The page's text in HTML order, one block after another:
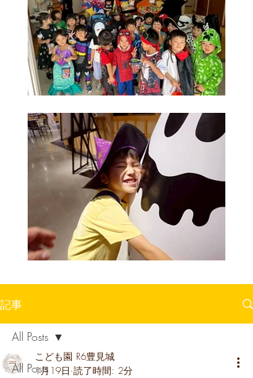
記事
All Posts
All Posts
こども園 R6豊見城
1月19日 読了時間: 2分